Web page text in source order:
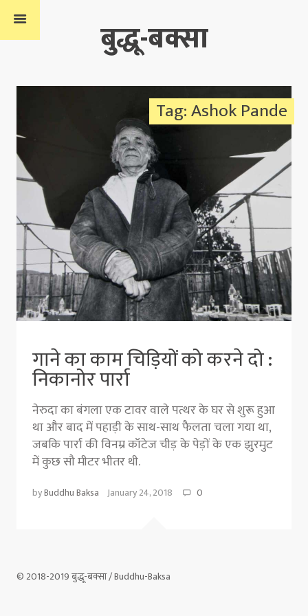
बुद्धू-बक्सा
Tag: Ashok Pande
गाने का काम चिड़ियों को करने दो :
निकानोर पार्रा
नेरुदा का बंगला एक टावर वाले पत्थर के घर से शुरू हुआ
था और बाद में पहाड़ी के साथ-साथ फैलता चला गया था,
जबकि पार्रा की विनम्र कॉटेज चीड़ के पेड़ों के एक झुरमुट
में कुछ सौ मीटर भीतर थी.
byBuddhu Baksa January 24, 2018 0
© 2018-2019 बुद्धू-बक्सा / Buddhu-Baksa